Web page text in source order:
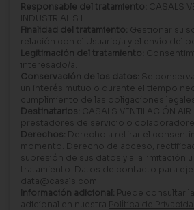
Responsable del tratamiento: CASALS
INDUSTRIAL S.L.
Finalidad del tratamiento: Gestionar su
relación con el Usuario/a y el envío del
Legitimación del tratamiento:
interesado/a.
Conservación de los datos: Se
un interés mutuo o durante el tiempo
cumplimiento de las obligaciones legales.
Destinatarios: CASALS VENTILACIÓN AIR
prestadores de servicio o
Derechos: Derecho a retirar el
momento. Derecho de acceso,
supresión de sus datos y a la limitación
tratamiento. Datos de contacto para
data@casals.com
Información adicional: Puede consultar
adicional en nuestra Política de